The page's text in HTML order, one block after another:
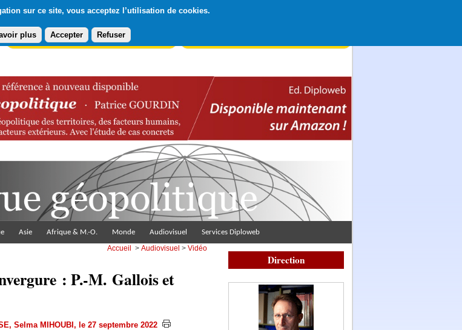
sur ce site, vous acceptez l’utilisation de cookies.
plus Accepter Refuser
Abonnement gratuit à la Lettre du Diploweb
Asie Afrique & M.-O. Monde Audiovisuel Services Diploweb
Accueil >Audiovisuel >Vidéo
: P.-M. Gallois et
, Selma MIHOUBI , le 27 septembre 2022
Direction